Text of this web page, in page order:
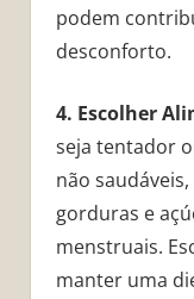
podem
desconforto.
4. Escolher
seja tentador
não
gorduras e
menstruais.
manter uma